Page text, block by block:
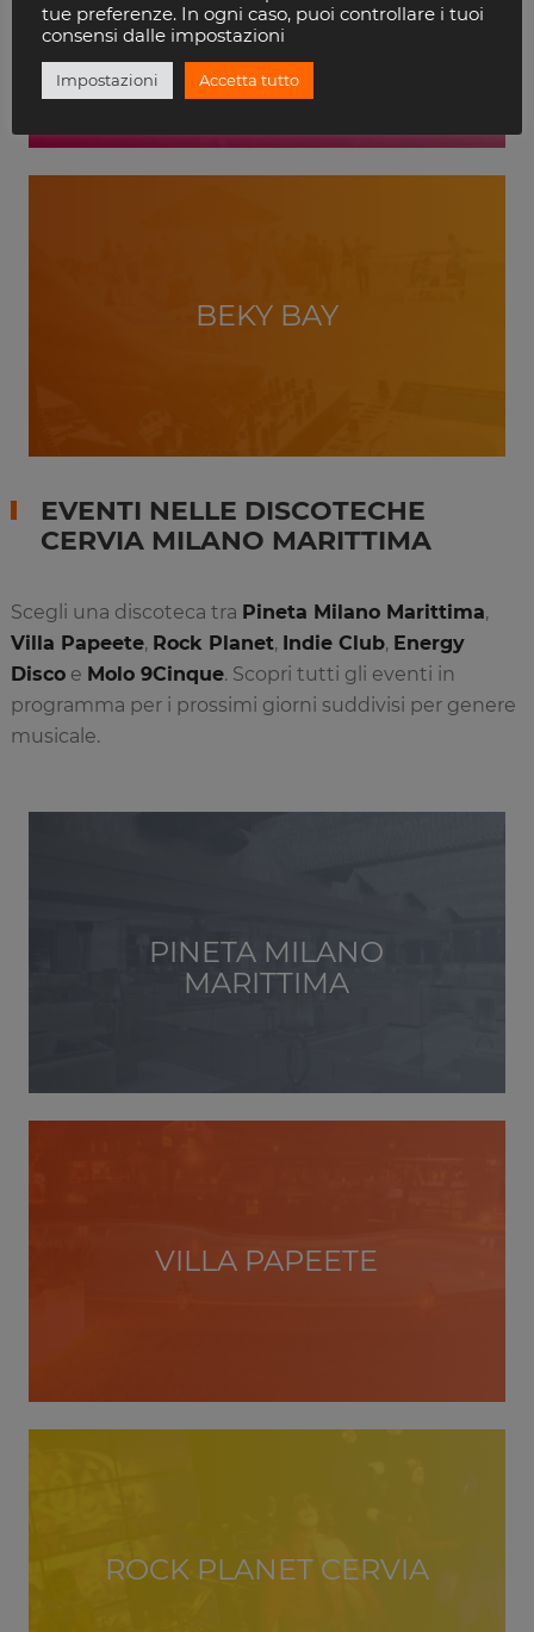
RICCIONE
BEKY BAY
EVENTI NELLE DISCOTECHE
CERVIA MILANO MARITTIMA
Scegli una discoteca tra Pineta Milano Marittima,
Villa Papeete, Rock Planet, Indie Club, Energy
Discoe Molo 9Cinque. Scopri tutti gli eventi in
programma per i prossimi giorni suddivisi per genere
musicale.
PINETA MILANO
MARITTIMA
VILLA PAPEETE
ROCK PLANET CERVIA
tue preferenze. In ogni caso, puoi controllare i tuoi
consensi dalle impostazioni
Impostazioni Accetta tutto